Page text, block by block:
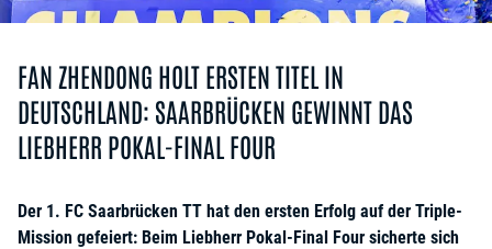
FAN ZHENDONG HOLT ERSTEN TITEL IN
DEUTSCHLAND: SAARBRÜCKEN GEWINNT DAS
LIEBHERR POKAL-FINAL FOUR
Der 1. FC Saarbrücken TT hat den ersten Erfolg auf der Triple-
Mission gefeiert: Beim Liebherr Pokal-Final Four sicherte sich